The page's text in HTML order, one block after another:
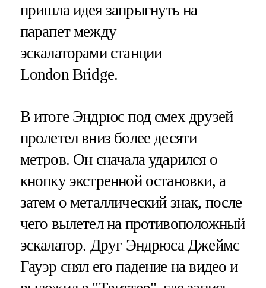
пришла идея запрыгнуть на
парапет между
эскалаторами станции
London Bridge.
В итоге Эндрюс под смех друзей
пролетел вниз более десяти
метров. Он сначала ударился о
кнопку экстренной остановки, а
затем о металлический знак, после
чего вылетел на противоположный
эскалатор. Друг Эндрюса Джеймс
Гауэр снял его падение на видео и